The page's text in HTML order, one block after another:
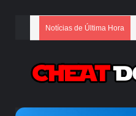
Notícias de Última Hora